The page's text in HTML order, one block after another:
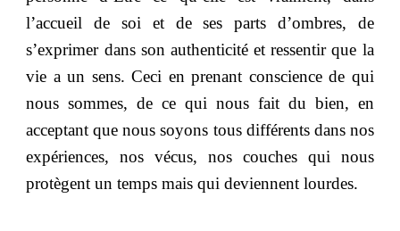
l’accueil de soi et de ses parts d’ombres, de
s’exprimer dans son authenticité et ressentir que la
vie a un sens. Ceci en prenant conscience de qui
nous sommes, de ce qui nous fait du bien, en
acceptant que nous soyons tous différents dans nos
expériences, nos vécus, nos couches qui nous
protègent un temps mais qui deviennent lourdes.